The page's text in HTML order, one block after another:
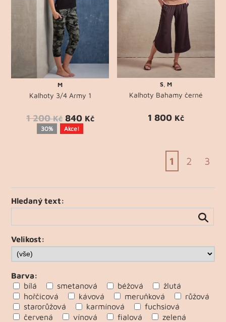
M
Kalhoty 3/4 Army 1
1 200 Kč 840 Kč
30% Akce!
S, M
Kalhoty Bahamy černé
1 800 Kč
1 2 3
Hledaný text:
Velikost:
Barva:
bílá
smetanová béžová
žlutá
hořčicová
kávová meruňková
růžová
starorůžová
karmínová
fuchsiová
červená
vínová fialová
zelená